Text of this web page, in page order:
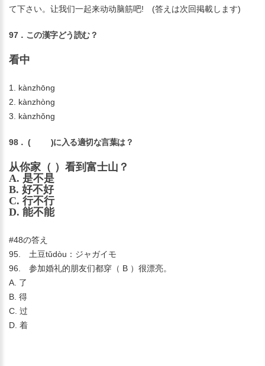
て下さい。让我们一起来动动脑筋吧! (答えは次回掲載します)
97．この漢字どう読む？
看中
1. kànzhōng
2. kànzhòng
3. kànzhǒng
98． ( )に入る適切な言葉は？
从你家（ ）看到富士山？
A. 是不是
B. 好不好
C. 行不行
D. 能不能
#48の答え
95. 土豆tǔdòu：ジャガイモ
96. 参加婚礼的朋友们都穿（ B ）很漂亮。
A. 了
B. 得
C. 过
D. 着